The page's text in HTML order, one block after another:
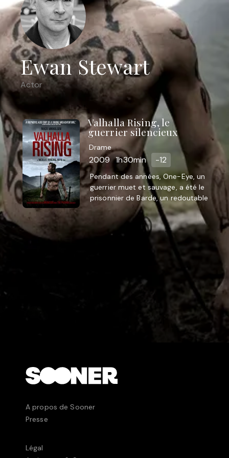
Ewan Stewart
Actor
Valhalla Rising, le
guerrier silencieux
Drame
2009 1h30min -12
Pendant des années, One-Eye, un
guerrier muet et sauvage, a été le
prisonnier de Barde, un redoutable
chef de clan. Grâce à l'aide d'un
enfant, Are, il ...
A propos de Sooner
Presse
Légal